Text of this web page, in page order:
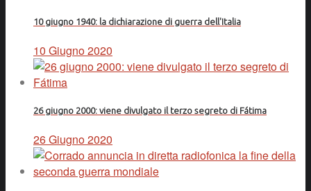
10 giugno 1940: la dichiarazione di guerra dell'Italia
10 Giugno 2020
26 giugno 2000: viene divulgato il terzo segreto di Fátima
26 Giugno 2020